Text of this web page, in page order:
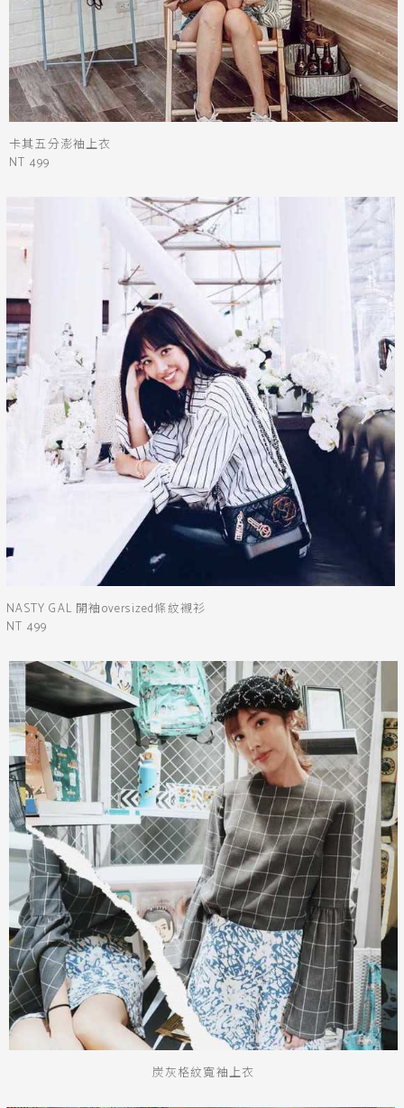
卡其五分澎袖上衣
NT 499
NASTY GAL 開袖oversized條紋襯衫
NT 499
炭灰格紋寬袖上衣